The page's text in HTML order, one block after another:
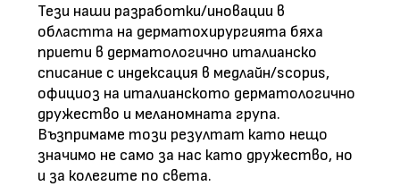
Тези наши разработки/иновации в
областта на дерматохирургията бяха
приети в дерматологично италианско
списание с индексация в медлайн/scopus,
официоз на италианското дерматологично
дружество и меланомната група.
Възпримаме този резултат като нещо
значимо не само за нас като дружество, но
и за колегите по света.